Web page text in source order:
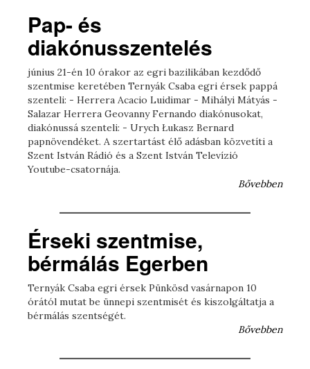
Pap- és
diakónusszentelés
június 21-én 10 órakor az egri bazilikában kezdődő
szentmise keretében Ternyák Csaba egri érsek pappá
szenteli: - Herrera Acacio Luidimar - Mihályi Mátyás -
Salazar Herrera Geovanny Fernando diakónusokat,
diakónussá szenteli: - Urych Łukasz Bernard
papnövendéket. A szertartást élő adásban közvetíti a
Szent István Rádió és a Szent István Televízió
Youtube-csatornája.
Bővebben
Érseki szentmise,
bérmálás Egerben
Ternyák Csaba egri érsek Pünkösd vasárnapon 10
órától mutat be ünnepi szentmisét és kiszolgáltatja a
bérmálás szentségét.
Bővebben